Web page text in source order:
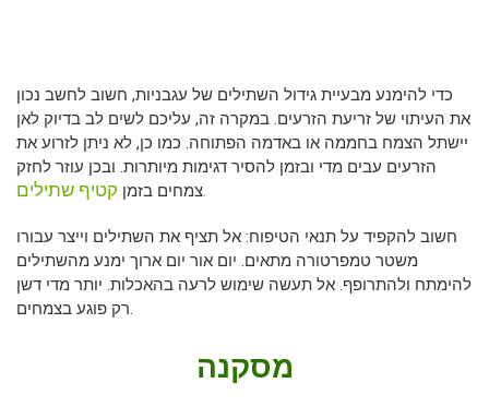
כדי להימנע מבעיית גידול השתילים של עגבניות, חשוב לחשב נכון
את העיתוי של זריעת הזרעים. במקרה זה, עליכם לשים לב בדיוק לאן
יישתל הצמח בחממה או באדמה הפתוחה. כמו כן, לא ניתן לזרוע את
הזרעים עבים מדי ובזמן להסיר דגימות מיותרות. ובכן עוזר לחזק
צמחים בזמןקטיף שתילים.
חשוב להקפיד על תנאי הטיפוח: אל תציף את השתילים וייצר עבורו
משטר טמפרטורה מתאים. יום אור יום ארוך ימנע מהשתילים
להימתח ולהתרופף. אל תעשה שימוש לרעה בהאכלות. יותר מדי דשן
מסקנה